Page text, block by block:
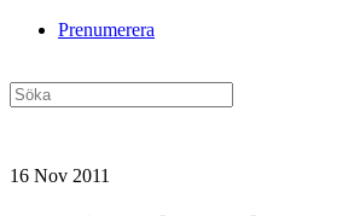
Prenumerera
16 Nov 2011